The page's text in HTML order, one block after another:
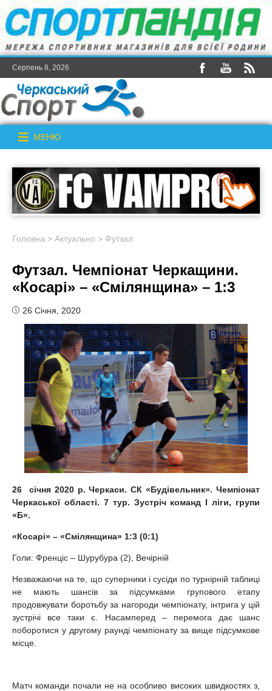
Серпень 8, 2026
МЕНЮ
Головна > Актуально > Футзал
Футзал. Чемпіонат Черкащини.
«Косарі» – «Смілянщина» – 1:3
26 Січня, 2020
26 січня 2020р. Черкаси. СК «Будівельник». Чемпіонат
Черкаської області. 7тур. Зустріч команд І ліги, групи
«Б».
«Косарі» – «Смілянщина» 1:3 (0:1)
Голи: Френціс – Шурубура (2), Вечірній
Незважаючи на те, що суперники і сусіди по турнірній таблиці
не мають шансів за підсумками групового етапу
продовжувати боротьбу за нагороди чемпіонату, інтрига у цій
зустрічі все таки є. Насамперед – перемога дає шанс
поборотися у другому раунді чемпіонату за вище підсумкове
місце.
Матч команди почали не на особливо високих швидкостях з,